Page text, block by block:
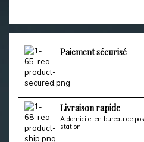
Paiement sécurisé
Livraison rapide
A domicile, en bureau de
station